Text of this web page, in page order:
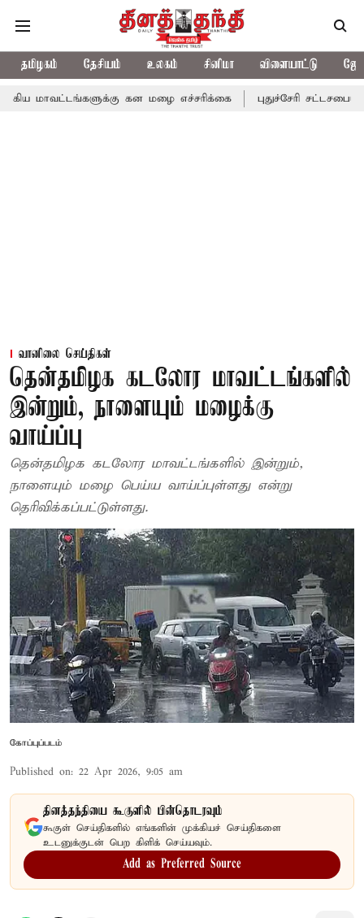
தமிழகம் தேசியம் உலகம் சினிமா விளையாட்டு
கன மழை எச்சரிக்கை புதுச்சேரி சட்டசபையில் வரும்
வானிலை செய்திகள்
தென்தமிழக கடலோர மாவட்டங்களில்
இன்றும், நாளையும் மழைக்கு
வாய்ப்பு
தென்தமிழக கடலோர மாவட்டங்களில் இன்றும்,
நாளையும் மழை பெய்ய வாய்ப்புள்ளது என்று
தெரிவிக்கப்பட்டுள்ளது.
கோப்புப்படம்
Published on: 22 Apr 2026, 9:05 am
தினத்தந்தியை கூகுளில் பின்தொடரவும்
கூகுள் செய்திகளில் எங்களின் முக்கியச் செய்திகளை
உடனுக்குடன் பெற கிளிக் செய்யவும்.
Add as Preferred Source